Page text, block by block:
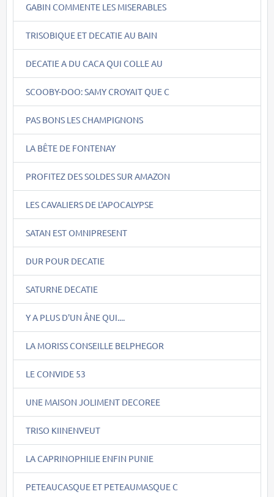
GABIN COMMENTE LES MISERABLES
TRISOBIQUE ET DECATIE AU BAIN
DECATIE A DU CACA QUI COLLE AU
SCOOBY-DOO: SAMY CROYAIT QUE C
PAS BONS LES CHAMPIGNONS
LA BÊTE DE FONTENAY
PROFITEZ DES SOLDES SUR AMAZON
LES CAVALIERS DE L'APOCALYPSE
SATAN EST OMNIPRESENT
DUR POUR DECATIE
SATURNE DECATIE
Y A PLUS D'UN ÂNE QUI....
LA MORISS CONSEILLE BELPHEGOR
LE CONVIDE 53
UNE MAISON JOLIMENT DECOREE
TRISO KIINENVEUT
LA CAPRINOPHILIE ENFIN PUNIE
PETEAUCASQUE ET PETEAUMASQUE C